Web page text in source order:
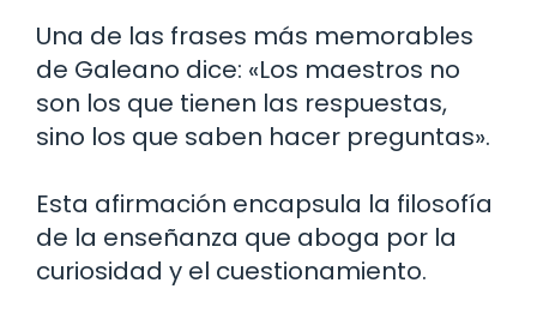
Una de las frases más memorables
de Galeano dice: «Los maestros no
son los que tienen las respuestas,
sino los que saben hacer preguntas».
Esta afirmación encapsula la filosofía
de la enseñanza que aboga por la
curiosidad y el cuestionamiento.